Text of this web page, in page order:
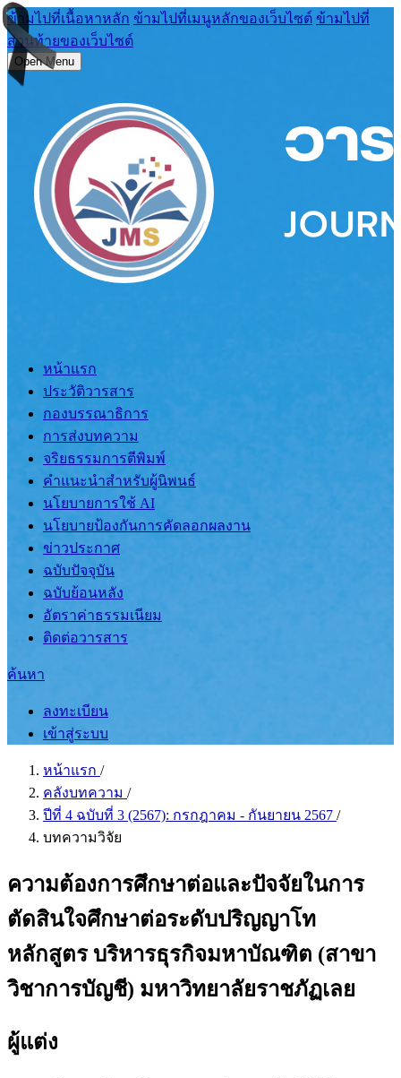
ข้ามไปที่เนื้อหาหลัก ข้ามไปที่เมนูหลักของเว็บไซต์ ข้ามไปที่
ส่วนท้ายของเว็บไซต์
Open Menu
หน้าแรก
ประวัติวารสาร
กองบรรณาธิการ
การส่งบทความ
จริยธรรมการตีพิมพ์
คำแนะนำสำหรับผู้นิพนธ์
นโยบายการใช้ AI
นโยบายป้องกันการคัดลอกผลงาน
ข่าวประกาศ
ฉบับปัจจุบัน
ฉบับย้อนหลัง
อัตราค่าธรรมเนียม
ติดต่อวารสาร
ค้นหา
ลงทะเบียน
เข้าสู่ระบบ
หน้าแรก /
คลังบทความ /
ปีที่ 4 ฉบับที่ 3 (2567): กรกฎาคม - กันยายน 2567 /
บทความวิจัย
ความต้องการศึกษาต่อและปัจจัยในการ
ตัดสินใจศึกษาต่อระดับปริญญาโท
หลักสูตร บริหารธุรกิจมหาบัณฑิต (สาขา
วิชาการบัญชี) มหาวิทยาลัยราชภัฏเลย
ผู้แต่ง